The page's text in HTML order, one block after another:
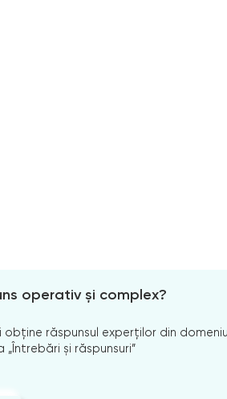
operativ și complex?
răspunsul experților din
și răspunsuri”